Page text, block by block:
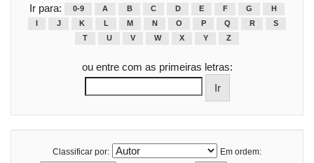
Ir para: 0-9 A B C D E F G
H
J K L M N O P Q R
S
T
U V W X Y Z
ou entre com as primeiras letras:
Classificar por:
Em ordem: